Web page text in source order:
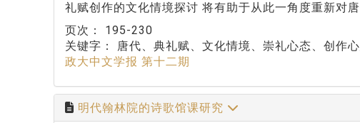
礼赋创作的文化情境探讨 将有助于从此一角度重新对
页次： 195-230
关键字： 唐代、典礼赋、文化情境、崇礼心态、创作
政大中文学报 第十二期
明代翰林院的诗歌馆课研究